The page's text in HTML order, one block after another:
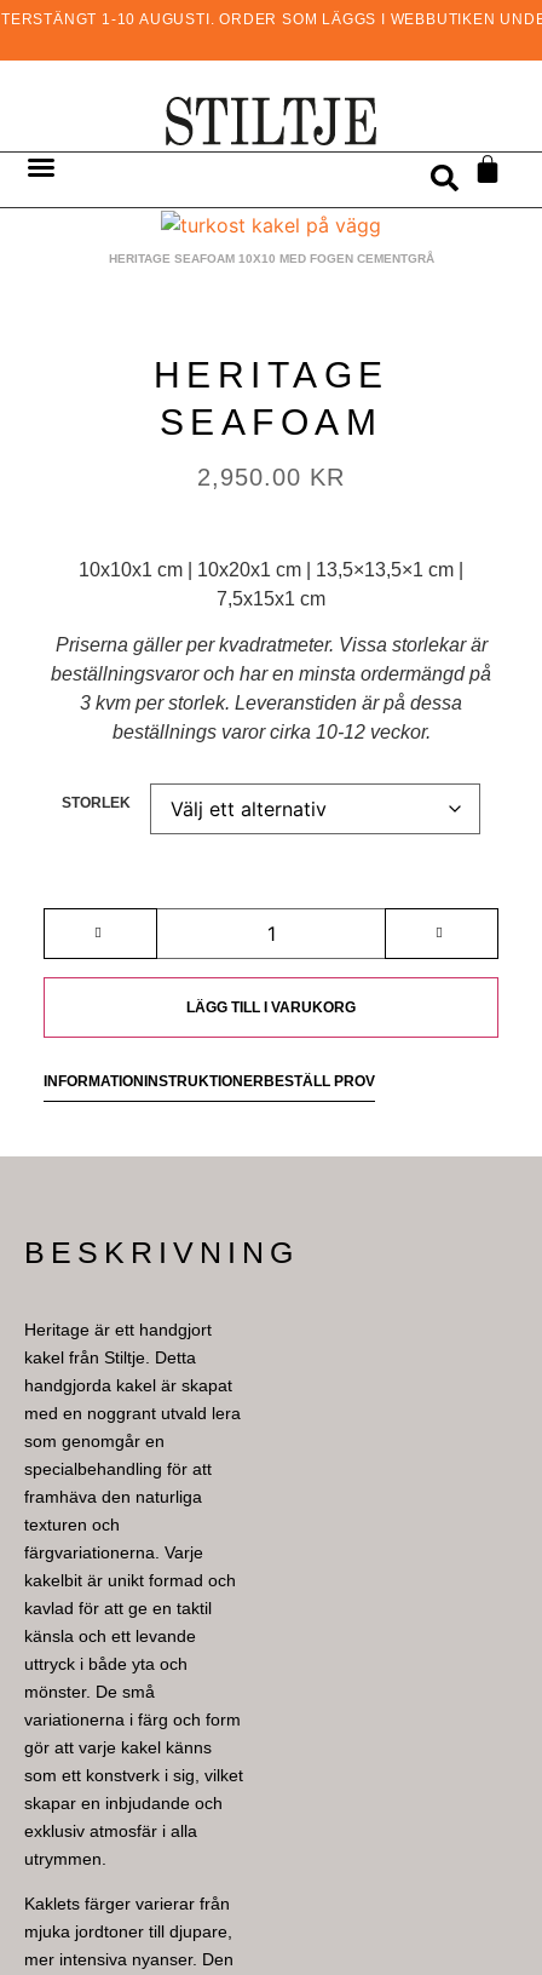
1-10 AUGUSTI. ORDER SOM LÄGGS I WEBBUTIKEN
HERITAGE SEAFOAM 10X10 MED FOGEN CEMENTGRÅ
HERITAGE
SEAFOAM
2,950.00 KR
10x10x1 cm | 10x20x1 cm | 13,5×13,5×1 cm |
7,5x15x1 cm
Priserna gäller per kvadratmeter. Vissa storlekar är
beställningsvaror och har en minsta ordermängd på
3 kvm per storlek. Leveranstiden är på dessa
beställnings varor cirka 10-12 veckor.
STORLEK
LÄGG TILL I VARUKORG
INFORMATION INSTRUKTIONERBESTÄLL PROV
HERITAGE SEAFOAM 7,5X15 MED FOGEN CEMENTGRÅ
HERITAGE SEAFOAM 7,5X15 MED FOGEN CEMENTGRÅ
BESKRIVNING
Heritage är ett handgjort
kakel från Stiltje. Detta
handgjorda kakel är skapat
med en noggrant utvald lera
som genomgår en
specialbehandling för att
framhäva den naturliga
texturen och
färgvariationerna. Varje
kakelbit är unikt formad och
kavlad för att ge en taktil
känsla och ett levande
uttryck i både yta och
mönster. De små
variationerna i färg och form
gör att varje kakel känns
som ett konstverk i sig, vilket
skapar en inbjudande och
exklusiv atmosfär i alla
utrymmen.
Kaklets färger varierar från
mjuka jordtoner till djupare,
mer intensiva nyanser. Den